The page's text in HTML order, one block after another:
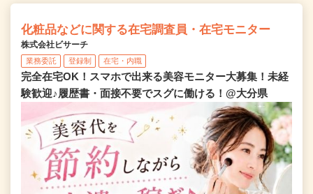
化粧品などに関する在宅調査員・在宅モニター
株式会社ビサーチ
業務委託 登録制 在宅・内職
完全在宅OK！スマホで出来る美容モニター大募集！未経
験歓迎♪履歴書・面接不要でスグに働ける！@大分県